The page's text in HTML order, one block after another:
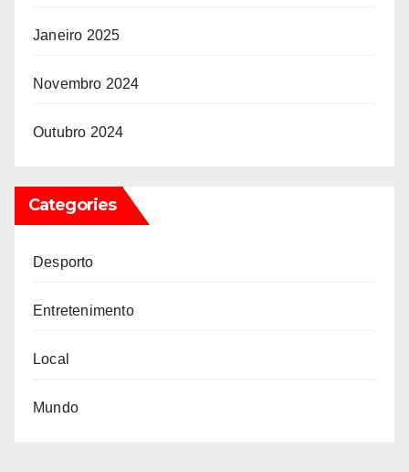
Janeiro 2025
Novembro 2024
Outubro 2024
Categories
Desporto
Entretenimento
Local
Mundo